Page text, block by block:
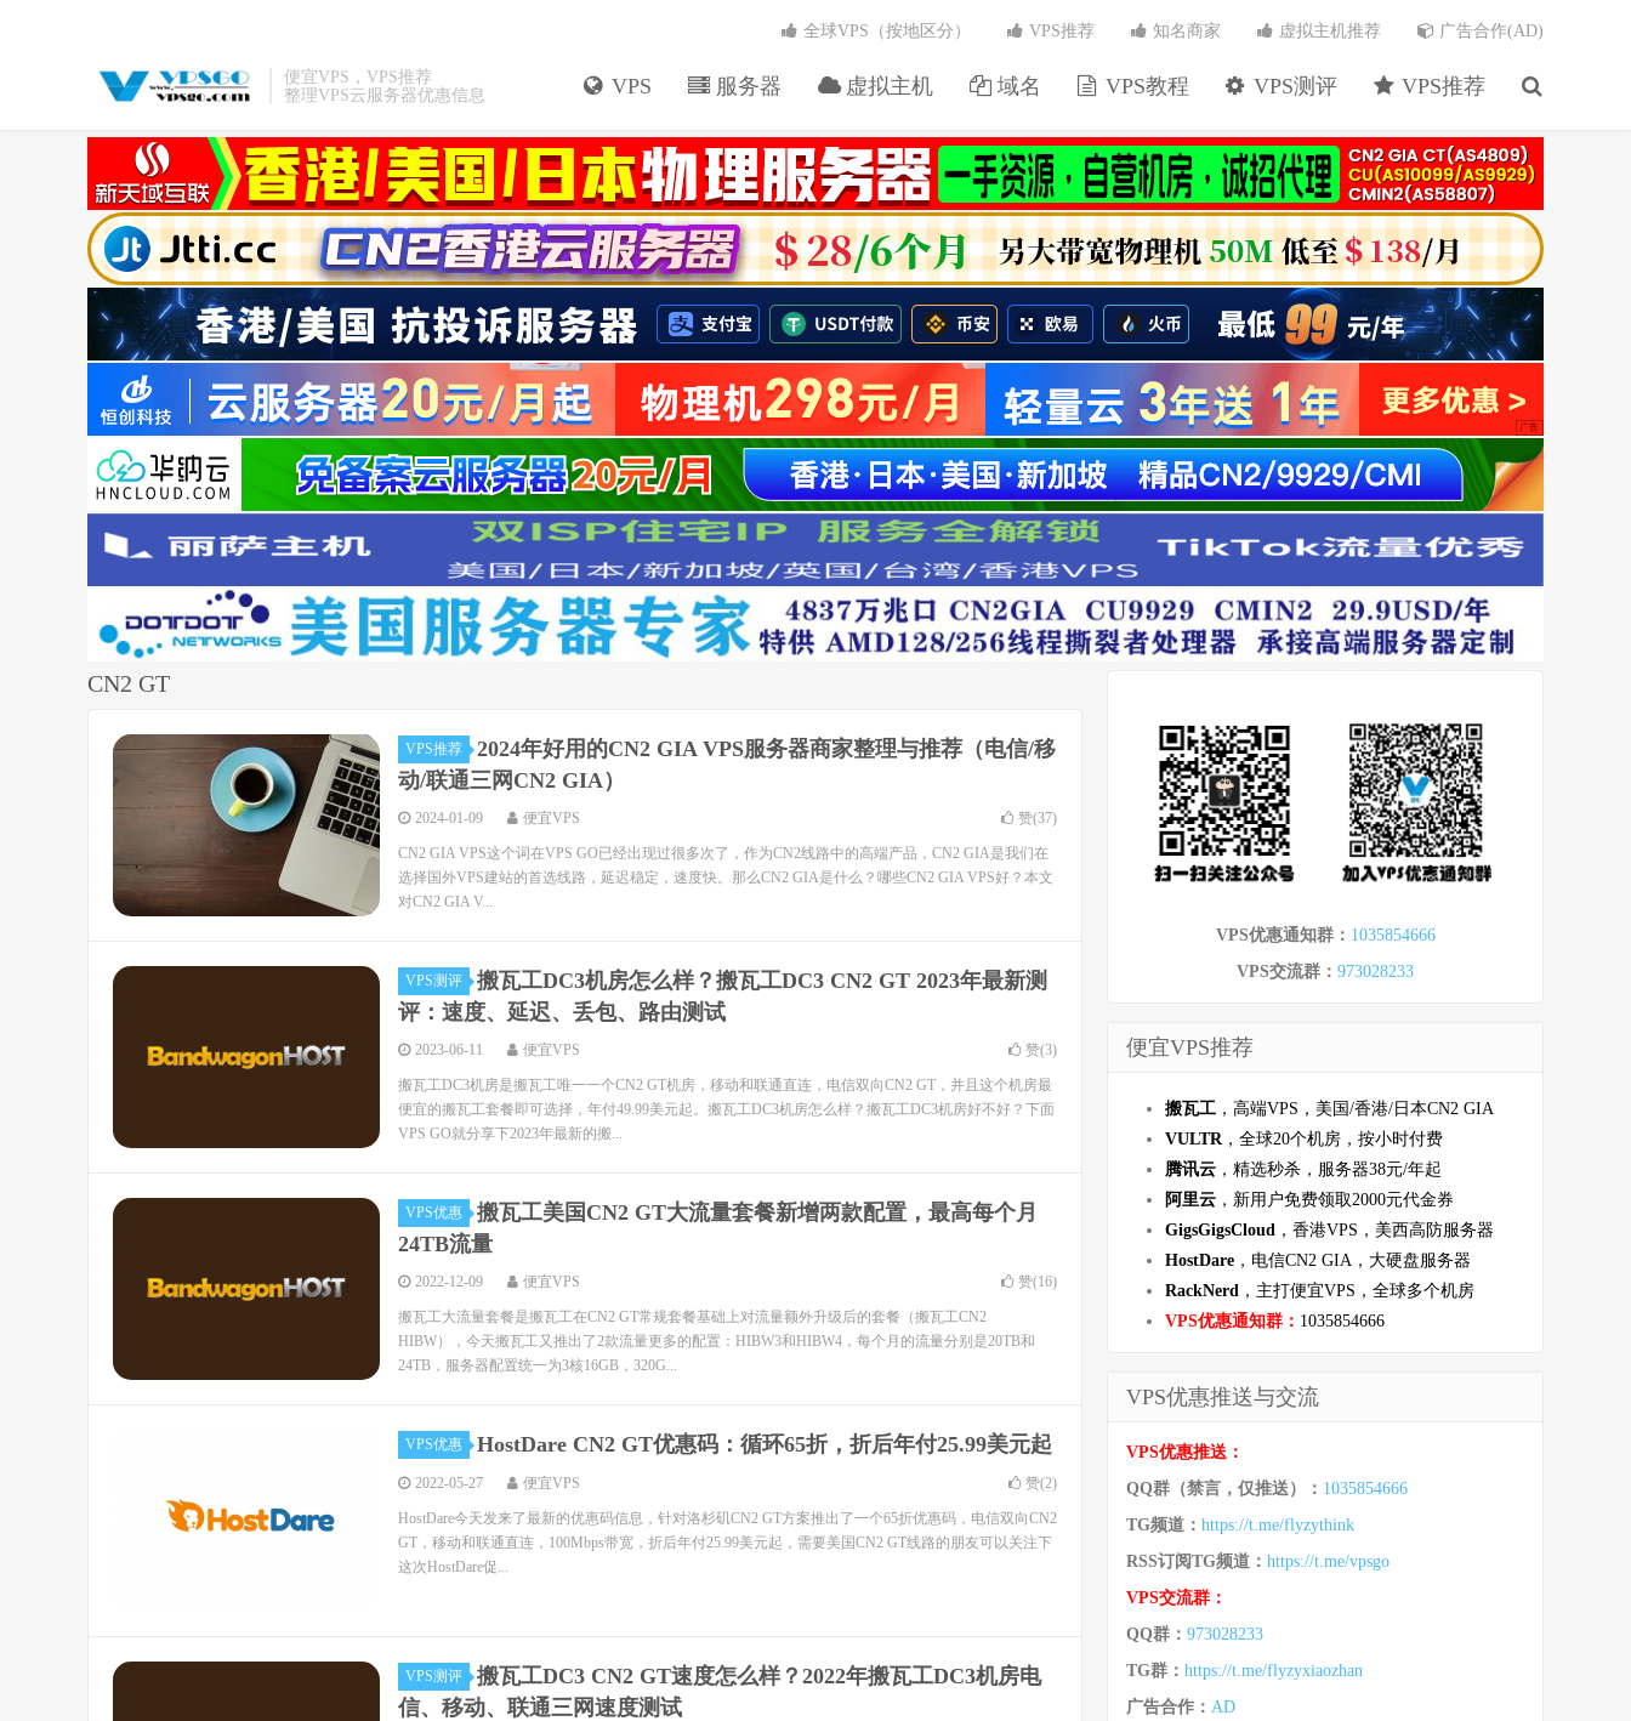
便宜VPS，VPS推荐
整理VPS云服务器优惠信息
VPS 服务器 虚拟主机 域名 VPS教程 VPS测评 VPS推荐
全球VPS（按地区分） VPS推荐 知名商家 虚拟主机推荐 广告合作(AD)
CN2 GT
VPS推荐
2024年好用的CN2 GIA VPS服务器商家整理与推荐（电信/移
动/联通三网CN2 GIA）
2024-01-09 便宜VPS 赞(37)
CN2 GIA VPS这个词在VPS GO已经出现过很多次了，作为CN2线路中的高端产品，CN2 GIA是我们在
选择国外VPS建站的首选线路，延迟稳定，速度快。那么CN2 GIA是什么？哪些CN2 GIA VPS好？本文
对CN2 GIA V...
VPS测评
搬瓦工DC3机房怎么样？搬瓦工DC3 CN2 GT 2023年最新测
评：速度、延迟、丢包、路由测试
2023-06-11 便宜VPS 赞(3)
搬瓦工DC3机房是搬瓦工唯一一个CN2 GT机房，移动和联通直连，电信双向CN2 GT，并且这个机房最
便宜的搬瓦工套餐即可选择，年付49.99美元起。搬瓦工DC3机房怎么样？搬瓦工DC3机房好不好？下面
VPS GO就分享下2023年最新的搬...
VPS优惠
搬瓦工美国CN2 GT大流量套餐新增两款配置，最高每个月
24TB流量
2022-12-09 便宜VPS 赞(16)
搬瓦工大流量套餐是搬瓦工在CN2 GT常规套餐基础上对流量额外升级后的套餐（搬瓦工CN2
HIBW），今天搬瓦工又推出了2款流量更多的配置：HIBW3和HIBW4，每个月的流量分别是20TB和
24TB，服务器配置统一为3核16GB，320G...
VPS优惠 HostDare CN2 GT优惠码：循环65折，折后年付25.99美元起
2022-05-27 便宜VPS 赞(2)
HostDare今天发来了最新的优惠码信息，针对洛杉矶CN2 GT方案推出了一个65折优惠码，电信双向CN2
GT，移动和联通直连，100Mbps带宽，折后年付25.99美元起，需要美国CN2 GT线路的朋友可以关注下
这次HostDare促...
VPS测评
搬瓦工DC3 CN2 GT速度怎么样？2022年搬瓦工DC3机房电
信、移动、联通三网速度测试
VPS优惠通知群： 1035854666
VPS交流群： 973028233
便宜VPS推荐
搬瓦工 ，高端VPS，美国/香港/日本CN2 GIA
VULTR ，全球20个机房，按小时付费
腾讯云 ，精选秒杀，服务器38元/年起
阿里云 ，新用户免费领取2000元代金券
GigsGigsCloud ，香港VPS，美西高防服务器
HostDare ，电信CN2 GIA，大硬盘服务器
RackNerd ，主打便宜VPS，全球多个机房
VPS优惠通知群： 1035854666
VPS优惠推送与交流
VPS优惠推送：
QQ群（禁言，仅推送）： 1035854666
TG频道： https://t.me/flyzythink
RSS订阅TG频道： https://t.me/vpsgo
VPS交流群：
QQ群： 973028233
TG群： https://t.me/flyzyxiaozhan
广告合作： AD